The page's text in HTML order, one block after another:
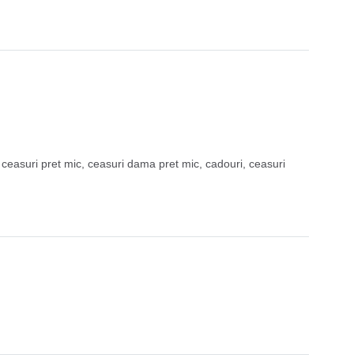
ceasuri pret mic, ceasuri dama pret mic, cadouri, ceasuri